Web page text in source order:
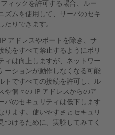
ィックを許可する場合、ルー
ズムを使用して、サーバのセキ
たりできます。
アドレスやポートを除き、サ
続をすべて禁止するようにポリ
ィは向上しますが、ネットワー
ーションが動作しなくなる可能
トですべての接続を許可し、ル
や個々の IP アドレスからのア
バのセキュリティは低下します
ります。使いやすさとセキュリ
つけるために、実験してみてく